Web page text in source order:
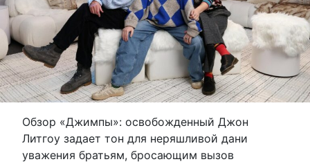
Обзор «Джимпы»: освобожденный Джон
Литгоу задает тон для неряшливой дани
уважения братьям, бросающим вызов